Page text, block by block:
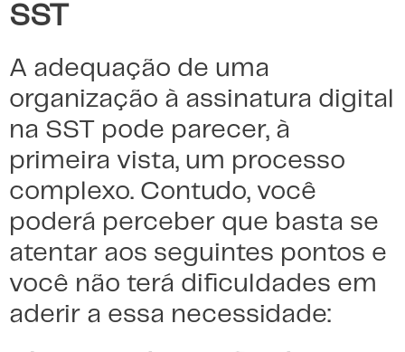
SST
A adequação de uma
organização à assinatura digital
na SST pode parecer, à
primeira vista, um processo
complexo. Contudo, você
poderá perceber que basta se
atentar aos seguintes pontos e
você não terá dificuldades em
aderir a essa necessidade: